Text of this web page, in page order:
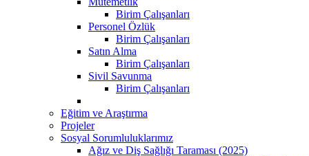
Birim Çalışanları
Personel Özlük
Birim Çalışanları
Satın Alma
Birim Çalışanları
Sivil Savunma
Birim Çalışanları
Eğitim ve Araştırma
Projeler
Sosyal Sorumluluklarımız
Ağız ve Diş Sağlığı Taraması (2025)